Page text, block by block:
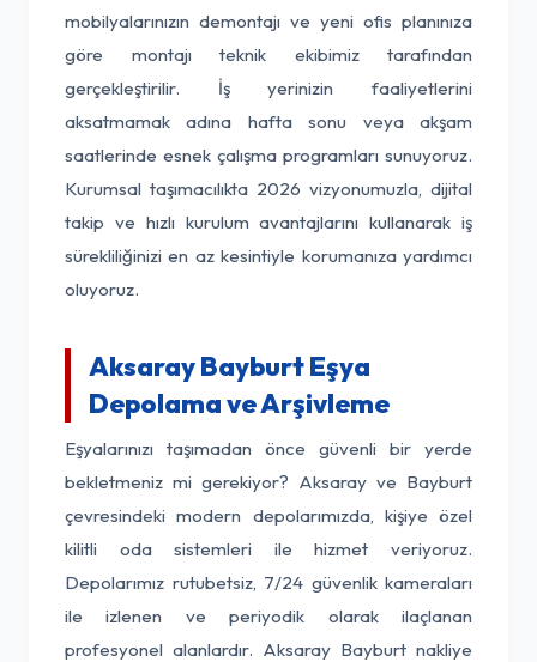
mobilyalarınızın demontajı ve yeni ofis planınıza
göre montajı teknik ekibimiz tarafından
gerçekleştirilir. İş yerinizin faaliyetlerini
aksatmamak adına hafta sonu veya akşam
saatlerinde esnek çalışma programları sunuyoruz.
Kurumsal taşımacılıkta 2026 vizyonumuzla, dijital
takip ve hızlı kurulum avantajlarını kullanarak iş
sürekliliğinizi en az kesintiyle korumanıza yardımcı
oluyoruz.
Aksaray Bayburt Eşya
Depolama ve Arşivleme
Eşyalarınızı taşımadan önce güvenli bir yerde
bekletmeniz mi gerekiyor? Aksaray ve Bayburt
çevresindeki modern depolarımızda, kişiye özel
kilitli oda sistemleri ile hizmet veriyoruz.
Depolarımız rutubetsiz, 7/24 güvenlik kameraları
ile izlenen ve periyodik olarak ilaçlanan
profesyonel alanlardır. Aksaray Bayburt nakliye